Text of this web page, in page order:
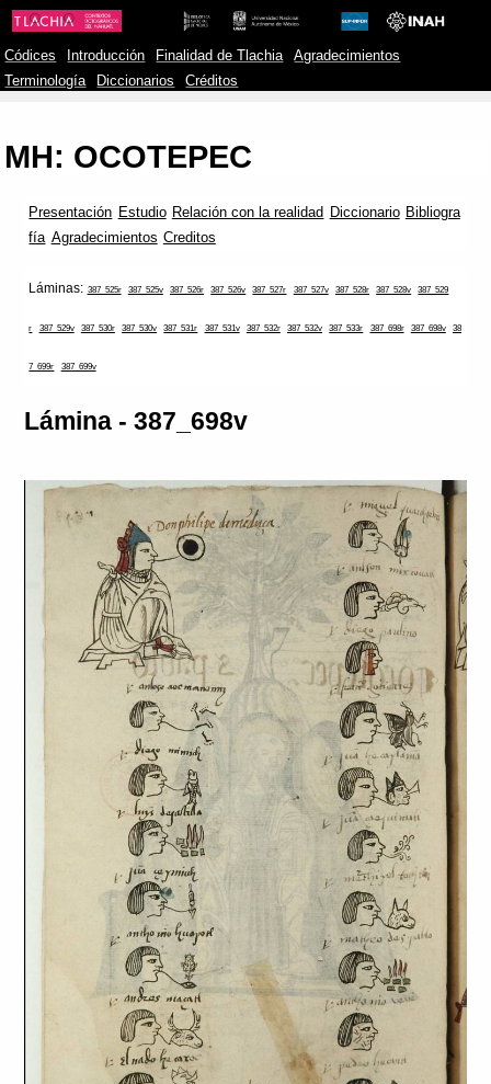
Códices Introducción Finalidad de Tlachia
Agradecimientos
Terminología
Diccionarios Créditos
MH: OCOTEPEC
Presentación Estudio Relación con la realidad Diccionario Bibliogra
fía Agradecimientos Creditos
Láminas: 387_525r 387_525v 387_526r 387_526v 387_527r 387_527v 387_528r 387_528v 387_529
r 387_529v 387_530r 387_530v 387_531r 387_531v 387_532r 387_532v 387_533r 387_698r 387_698v 38
7_699r 387_699v
Lámina - 387_698v